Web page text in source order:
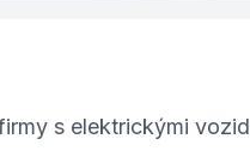
s elektrickými